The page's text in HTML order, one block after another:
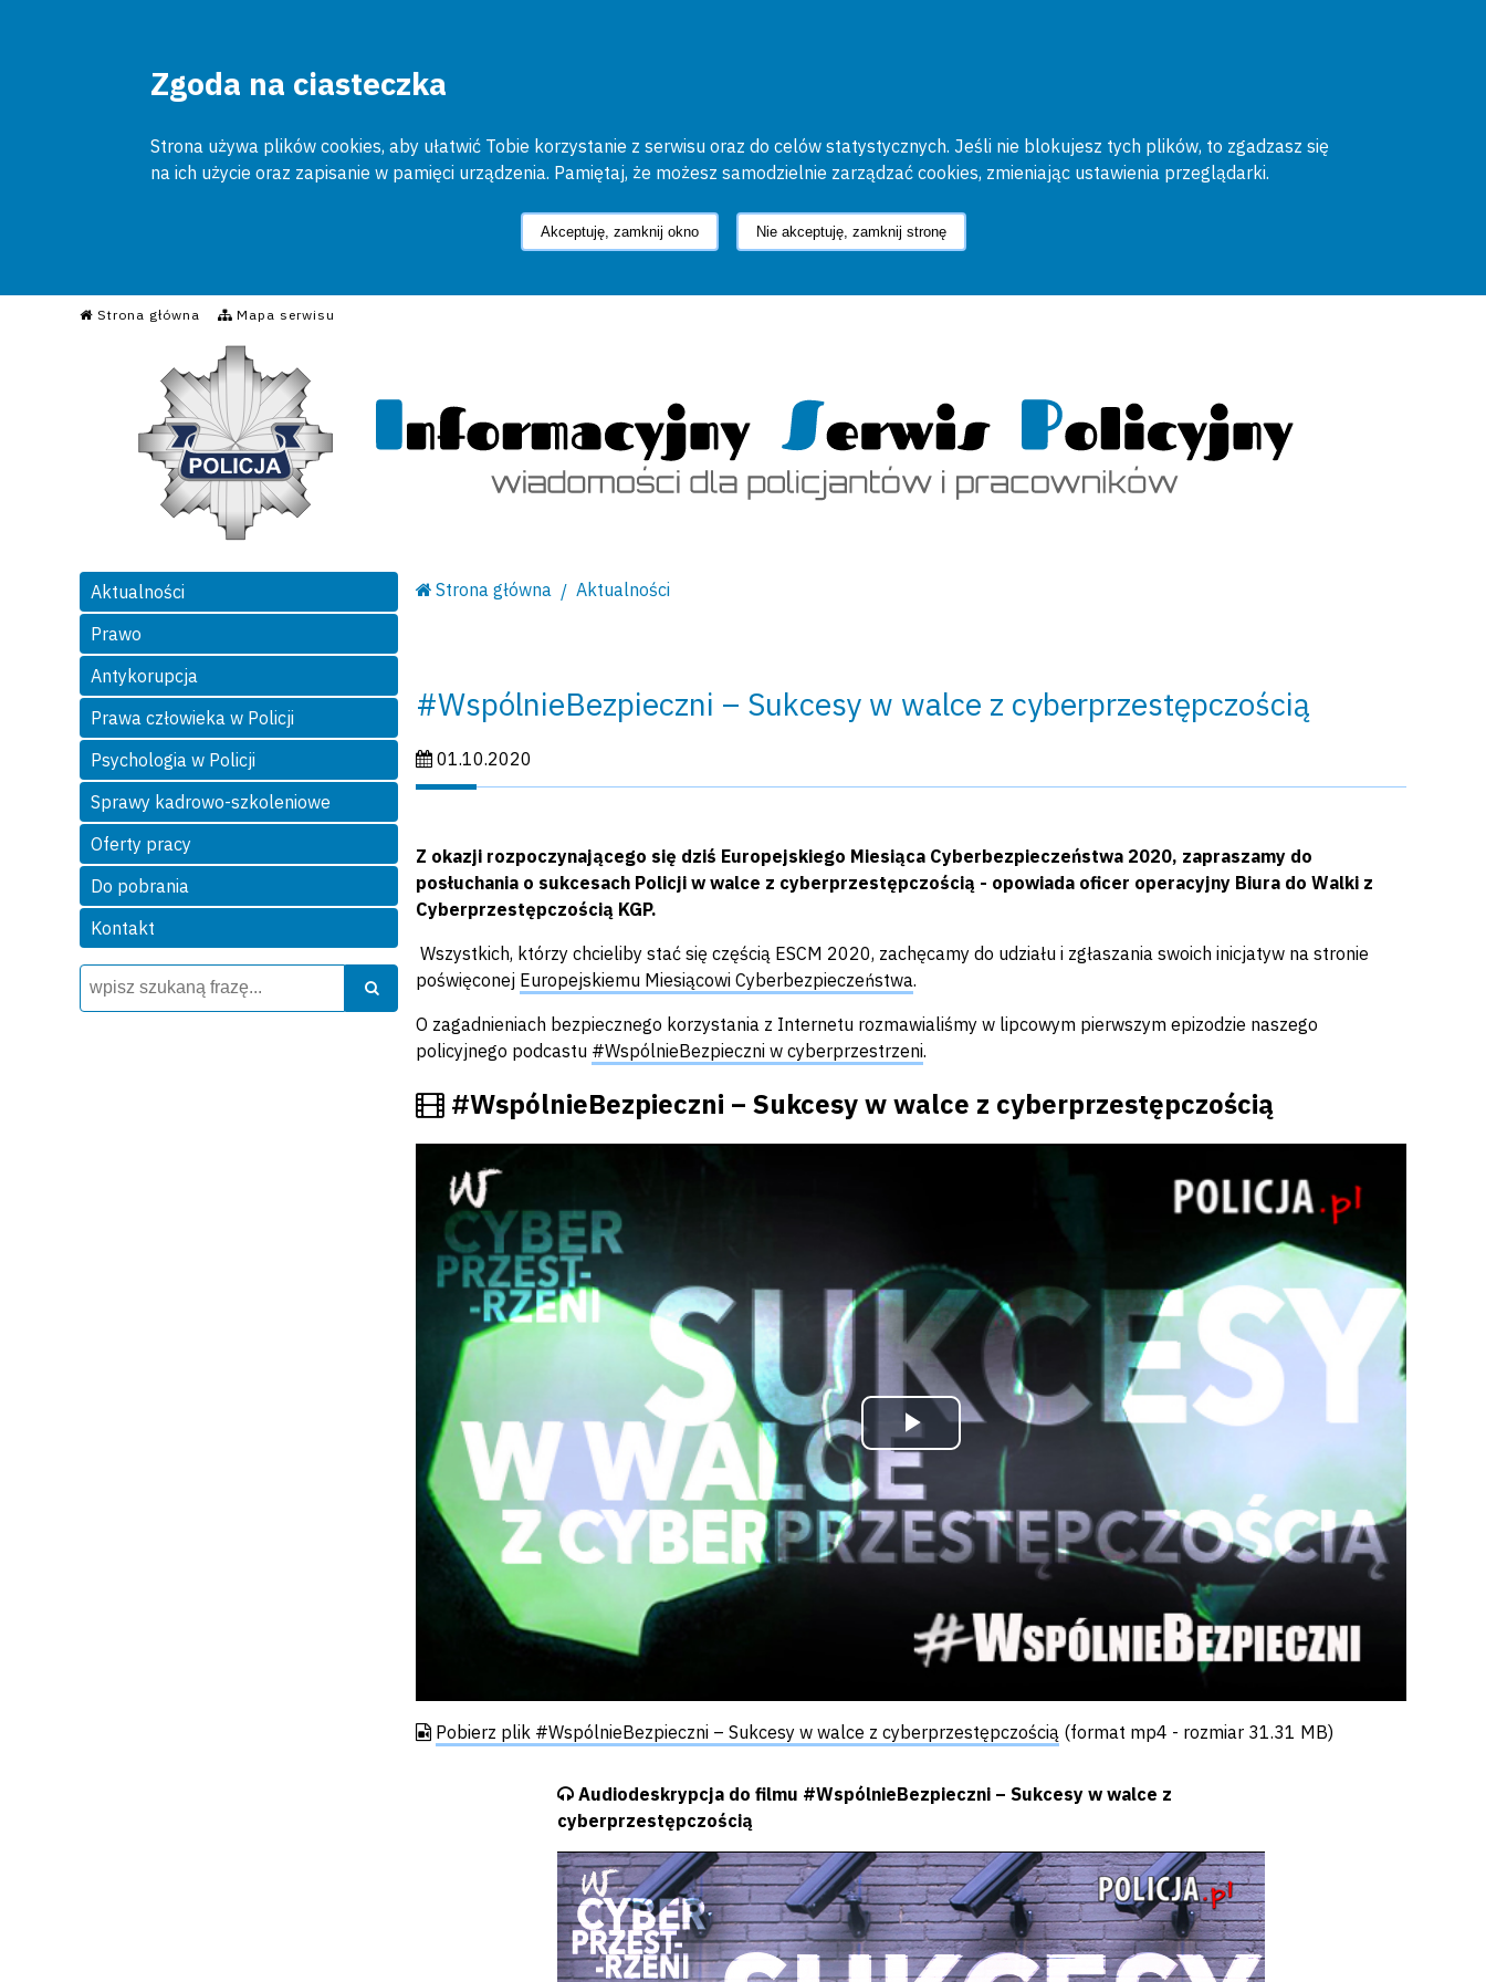
Zgoda na ciasteczka
Strona używa plików cookies, aby ułatwić Tobie korzystanie z serwisu oraz do celów statystycznych. Jeśli nie blokujesz tych plików, to zgadzasz się
na ich użycie oraz zapisanie w pamięci urządzenia. Pamiętaj, że możesz samodzielnie zarządzać cookies, zmieniając ustawienia przeglądarki.
Akceptuję, zamknij okno Nie akceptuję, zamknij stronę
Strona główna Mapa serwisu
Informacyjny Serwis Policyjny
Aktualności
Prawo
Antykorupcja
Prawa człowieka w Policji
Psychologia w Policji
Sprawy kadrowo-szkoleniowe
Oferty pracy
Do pobrania
Kontakt
Wyszukiwarka
Szukaj Szukaj
Strona główna Aktualności
#WspólnieBezpieczni – Sukcesy w walce z cyberprzestępczością
Data publikacji:
01.10.2020
Z okazji rozpoczynającego się dziś Europejskiego Miesiąca Cyberbezpieczeństwa 2020, zapraszamy do
posłuchania o sukcesach Policji w walce z cyberprzestępczością - opowiada oficer operacyjny Biura do Walki z
Cyberprzestępczością KGP.
Wszystkich, którzy chcieliby stać się częścią ESCM 2020, zachęcamy do udziału i zgłaszania swoich inicjatyw na stronie
poświęconej Europejskiemu Miesiącowi Cyberbezpieczeństwa.
O zagadnieniach bezpiecznego korzystania z Internetu rozmawialiśmy w lipcowym pierwszym epizodzie naszego
policyjnego podcastu #WspólnieBezpieczni w cyberprzestrzeni.
Film
#WspólnieBezpieczni – Sukcesy w walce z cyberprzestępczością
Odtwórz
wideo
Pobierz plik #WspólnieBezpieczni – Sukcesy w walce z cyberprzestępczością (format mp4 - rozmiar 31.31 MB)
Nagranie audio
Audiodeskrypcja do filmu #WspólnieBezpieczni – Sukcesy w walce z
cyberprzestępczością